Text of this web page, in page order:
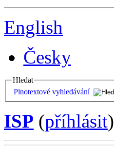
English
Česky
Hledat
Plnotextové vyhledávání
ISP (příhlásit)